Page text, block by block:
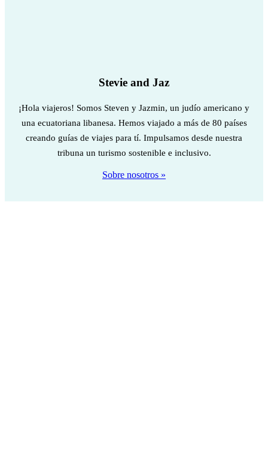
Stevie and Jaz
¡Hola viajeros! Somos Steven y Jazmin, un judío americano y
una ecuatoriana libanesa. Hemos viajado a más de 80 países
creando guías de viajes para tí. Impulsamos desde nuestra
tribuna un turismo sostenible e inclusivo.
Sobre nosotros »